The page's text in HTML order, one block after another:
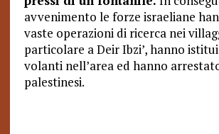
avvenimento le forze israeliane
vaste operazioni di ricerca nei
particolare a Deir Ibzi’, hanno
volanti nell’area ed hanno
palestinesi.